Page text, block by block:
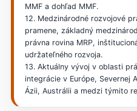
MMF a dohľad MMF.
12. Medzinárodné rozvojové
pramene, základný
právna rovina MRP,
udržateľného rozvoja.
13. Aktuálny vývoj v oblasti
integrácie v Európe, Severnej
Ázii, Austrálii a medzi týmito